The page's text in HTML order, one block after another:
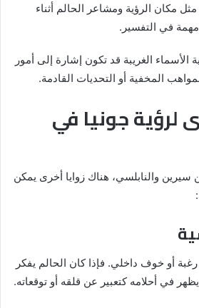
مثل مكان الرؤية ومشاعر الحالم أثناء
في التفسير.
الأسماء الغريبة قد تكون إشارة إلى أمور
المخفية أو التحديات القادمة.
لرؤية جونيا في
سيرين والنابلسي، هناك زوايا أخرى يمكن
أو خوف داخلي. فإذا كان الحالم يفكر
في أحلامه كتعبير عن قلقه أو توقعاته.